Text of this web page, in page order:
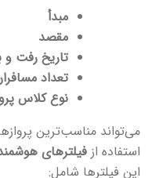
مبدأ
مقصد
تاریخ رفت
تعداد
نوع کلاس
می‌تواند مناسب‌ترین
استفاده از فیلترهای
این فیلترها شامل: